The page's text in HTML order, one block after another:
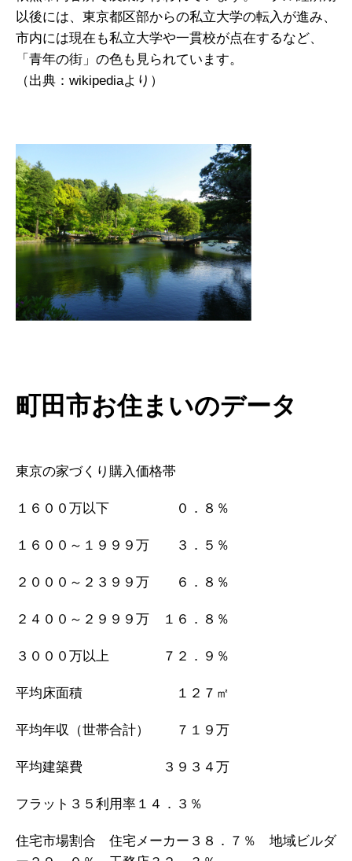
以後には、東京都区部からの私立大学の転入が進み、
市内には現在も私立大学や一貫校が点在するなど、
「青年の街」の色も見られています。
（出典：wikipediaより）
町田市お住まいのデータ
東京の家づくり購入価格帯
１６００万以下 ０．８％
１６００～１９９９万 ３．５％
２０００～２３９９万 ６．８％
２４００～２９９９万 １６．８％
３０００万以上 ７２．９％
平均床面積 １２７㎡
平均年収（世帯合計） ７１９万
平均建築費 ３９３４万
フラット３５利用率１４．３％
住宅市場割合 住宅メーカー３８．７％ 地域ビルダ